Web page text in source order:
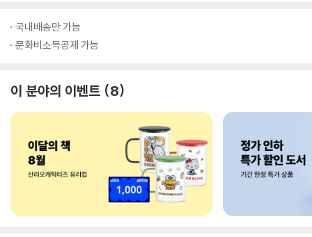
국내배송만 가능
문화비소득공제 가능
이 분야의 이벤트 8